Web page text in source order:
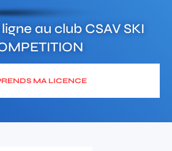
au club CSAV SKI
MA LICENCE